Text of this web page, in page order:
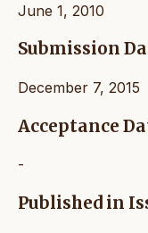
June 1, 2010
Submission
December 7, 2015
Acceptance
-
Published in